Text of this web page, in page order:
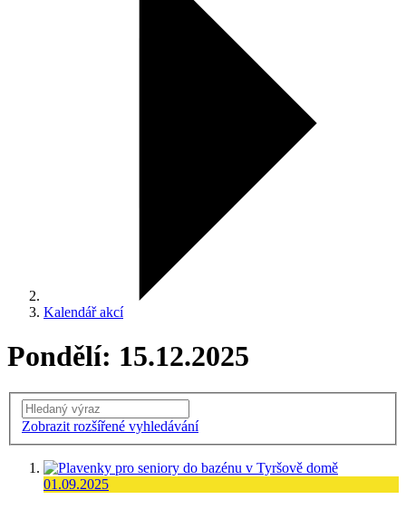
Kalendář akcí
Pondělí: 15.12.2025
Vyhledání
Zobrazit rozšířené vyhledávání
01.09.2025